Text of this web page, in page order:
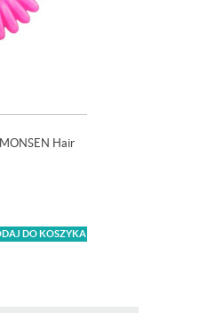
Hair
DO KOSZYKA